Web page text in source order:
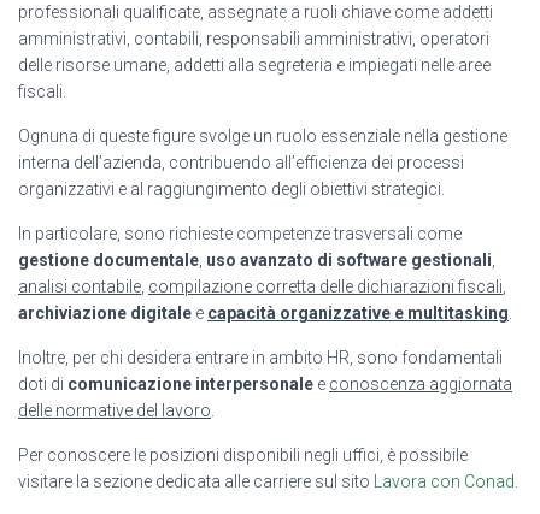
professionali qualificate, assegnate a ruoli chiave come addetti
amministrativi, contabili, responsabili amministrativi, operatori
delle risorse umane, addetti alla segreteria e impiegati nelle aree
fiscali.
Ognuna di queste figure svolge un ruolo essenziale nella gestione
interna dell’azienda, contribuendo all’efficienza dei processi
organizzativi e al raggiungimento degli obiettivi strategici.
In particolare, sono richieste competenze trasversali come
gestione documentale uso avanzato di software gestionali
analisi contabile compilazione corretta delle dichiarazioni fiscali
archiviazione digitale e capacità organizzative e multitasking
Inoltre, per chi desidera entrare in ambito HR, sono fondamentali
doti di comunicazione interpersonale e conoscenza aggiornata
delle normative del lavoro
Per conoscere le posizioni disponibili negli uffici, è possibile
visitare la sezione dedicata alle carriere sul sito
Lavora con Conad